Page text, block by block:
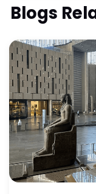
Blogs